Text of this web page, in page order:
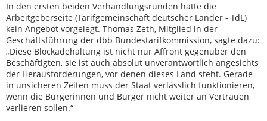
In den ersten beiden Verhandlungsrunden hatte die
Arbeitgeberseite (Tarifgemeinschaft deutscher Länder - TdL)
kein Angebot vorgelegt. Thomas Zeth, Mitglied in der
Geschäftsführung der dbb Bundestarifkommission, sagte dazu:
„Diese Blockadehaltung ist nicht nur Affront gegenüber den
Beschäftigten, sie ist auch absolut unverantwortlich angesichts
der Herausforderungen, vor denen dieses Land steht. Gerade
in unsicheren Zeiten muss der Staat verlässlich funktionieren,
wenn die Bürgerinnen und Bürger nicht weiter an Vertrauen
verlieren sollen.“